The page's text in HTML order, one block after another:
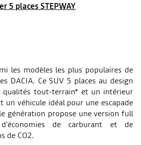
5 places STEPWAY
les modèles les plus populaires de
DACIA. Ce SUV 5 places au design
qualités tout-terrain* et un intérieur
véhicule idéal pour une escapade
génération propose une version full
de carburant et de
de CO2.